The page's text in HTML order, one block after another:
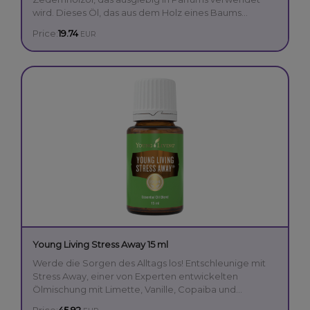
wird. Dieses Öl, das aus dem Holz eines Baums
und kann in einer Lotion helfen, trockene, stumpfe
Haut aufzufrischen. Oder gib einige Tropfen in Dein
Shampoo für gesund aussehendes Haar. Dieses
morgendlichen Meditation auf die Pulspunkte
aufgetragen werden.
Beruhigend und entspannend.
Unterstützt wunderschöne, gesund aussehende
Price:19.74 EUR
Young Living Stress Away 15 ml
Werde die Sorgen des Alltags los! Entschleunige mit
Stress Away, einer von Experten entwickelten
Ölmischung mit Limette, Vanille, Copaiba und